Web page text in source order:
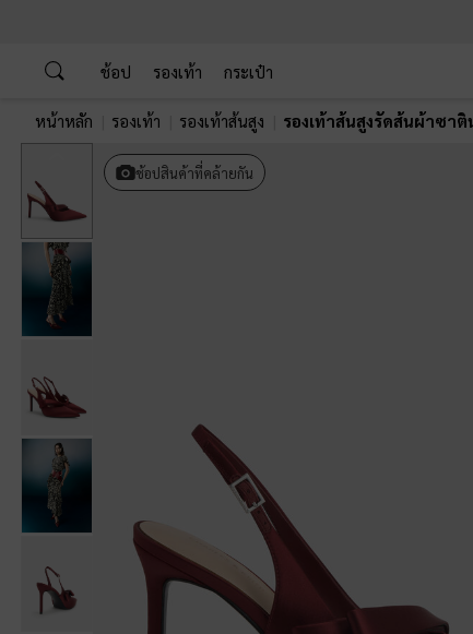
ช้อป รองเท้า กระเป๋า
หน้าหลัก รองเท้า รองเท้าส้นสูง รองเท้าส้นสูงรัดส้นผ้าซา
Previous ช้อปสินค้าที่คล้ายกัน